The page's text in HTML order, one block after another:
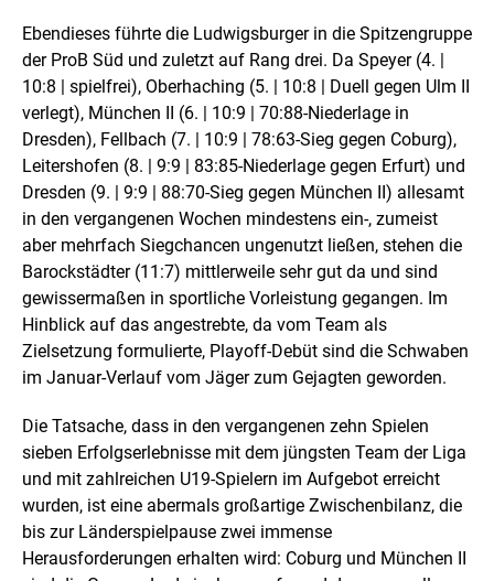
Ebendieses führte die Ludwigsburger in die Spitzengruppe
der ProB Süd und zuletzt auf Rang drei. Da Speyer (4. |
10:8 | spielfrei), Oberhaching (5. | 10:8 | Duell gegen Ulm II
verlegt), München II (6. | 10:9 | 70:88-Niederlage in
Dresden), Fellbach (7. | 10:9 | 78:63-Sieg gegen Coburg),
Leitershofen (8. | 9:9 | 83:85-Niederlage gegen Erfurt) und
Dresden (9. | 9:9 | 88:70-Sieg gegen München II) allesamt
in den vergangenen Wochen mindestens ein-, zumeist
aber mehrfach Siegchancen ungenutzt ließen, stehen die
Barockstädter (11:7) mittlerweile sehr gut da und sind
gewissermaßen in sportliche Vorleistung gegangen. Im
Hinblick auf das angestrebte, da vom Team als
Zielsetzung formulierte, Playoff-Debüt sind die Schwaben
im Januar-Verlauf vom Jäger zum Gejagten geworden.
Die Tatsache, dass in den vergangenen zehn Spielen
sieben Erfolgserlebnisse mit dem jüngsten Team der Liga
und mit zahlreichen U19-Spielern im Aufgebot erreicht
wurden, ist eine abermals großartige Zwischenbilanz, die
bis zur Länderspielpause zwei immense
Herausforderungen erhalten wird: Coburg und München II